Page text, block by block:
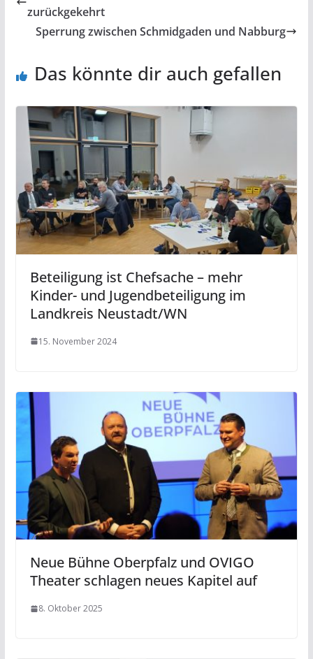
zurückgekehrt
Sperrung zwischen Schmidgaden und Nabburg
Das könnte dir auch gefallen
Beteiligung ist Chefsache – mehr
Kinder- und Jugendbeteiligung im
Landkreis Neustadt/WN
15. November 2024
Neue Bühne Oberpfalz und OVIGO
Theater schlagen neues Kapitel auf
8. Oktober 2025